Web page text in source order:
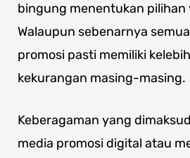
bingung menentukan pilihan
Walaupun sebenarnya
promosi pasti memiliki
kekurangan masing-masing.
Keberagaman yang
media promosi digital atau